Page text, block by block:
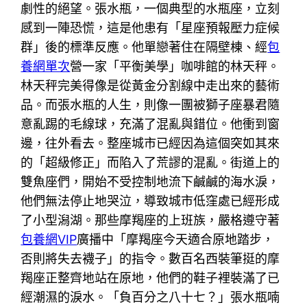
劇性的絕望。張水瓶，一個典型的水瓶座，立刻
感到一陣恐慌，這是他患有「星座預報壓力症候
群」後的標準反應。他單戀著住在隔壁棟、經包
養網單次營一家「平衡美學」咖啡館的林天秤。
林天秤完美得像是從黃金分割線中走出來的藝術
品。而張水瓶的人生，則像一團被獅子座暴君隨
意亂踢的毛線球，充滿了混亂與錯位。他衝到窗
邊，往外看去。整座城市已經因為這個突如其來
的「超級修正」而陷入了荒謬的混亂。街道上的
雙魚座們，開始不受控制地流下鹹鹹的海水淚，
他們無法停止地哭泣，導致城市低窪處已經形成
了小型潟湖。那些摩羯座的上班族，嚴格遵守著
包養網VIP廣播中「摩羯座今天適合原地踏步，
否則將失去襪子」的指令。數百名西裝筆挺的摩
羯座正整齊地站在原地，他們的鞋子裡裝滿了已
經潮濕的淚水。「負百分之八十七？」張水瓶喃